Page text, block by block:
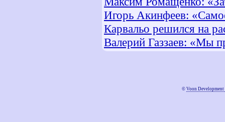
Игорь Акинфеев:
Карвальо решился на
Валерий Газзаев: «Мы
© Voon Development